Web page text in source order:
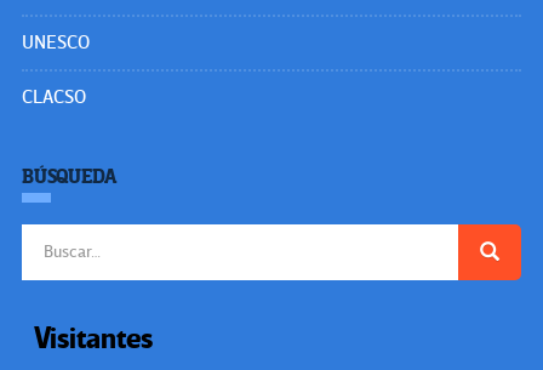
UNESCO
CLACSO
BÚSQUEDA
Visitantes